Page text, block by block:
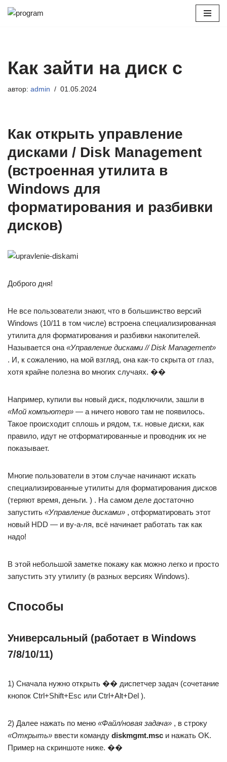
Как зайти на диск с
автор: admin 01.05.2024
Как открыть управление
дисками / Disk Management
(встроенная утилита в
Windows для
форматирования и разбивки
дисков)
Доброго дня!
Не все пользователи знают, что в большинство версий
Windows (10/11 в том числе) встроена специализированная
утилита для форматирования и разбивки накопителей.
Называется она «Управление дисками // Disk Management»
. И, к сожалению, на мой взгляд, она как-то скрыта от глаз,
хотя крайне полезна во многих случаях. ��
Например, купили вы новый диск, подключили, зашли в
«Мой компьютер» — а ничего нового там не появилось.
Такое происходит сплошь и рядом, т.к. новые диски, как
правило, идут не отформатированные и проводник их не
показывает.
Многие пользователи в этом случае начинают искать
специализированные утилиты для форматирования дисков
(теряют время, деньги. ) . На самом деле достаточно
запустить «Управление дисками» , отформатировать этот
новый HDD — и ву-а-ля, всё начинает работать так как
надо!
В этой небольшой заметке покажу как можно легко и просто
запустить эту утилиту (в разных версиях Windows).
Способы
Универсальный (работает в Windows
7/8/10/11)
1) Сначала нужно открыть �� диспетчер задач (сочетание
кнопок Ctrl+Shift+Esc или Ctrl+Alt+Del ).
2) Далее нажать по меню «Файл/новая задача» , в строку
«Открыть» ввести команду diskmgmt.msc и нажать OK.
Пример на скриншоте ниже. ��